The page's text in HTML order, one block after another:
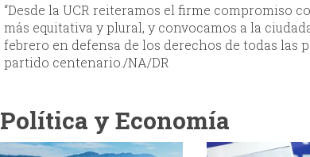
“Desde la UCR reiteramos el firme compromiso
más equitativa y plural, y convocamos a la
febrero en defensa de los derechos de todas las
partido centenario./NA/DR
Política y Economía